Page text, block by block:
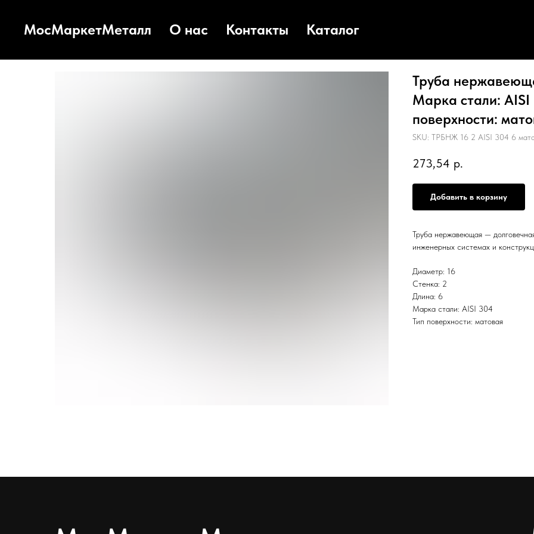
МосМаркетМеталл О нас Контакты Каталог
Труба
Марка стали:
поверхности:
SKU: ТРБНЖ 16 2 AISI 304 6
273,54 р.
Добавить в корзину
Труба нержавеющая —
инженерных системах и
Диаметр: 16
Стенка: 2
Длина: 6
Марка стали: AISI 304
Тип поверхности: матовая